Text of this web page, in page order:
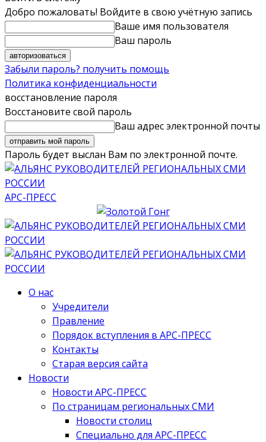
Добро пожаловать! Войдите в свою учётную запись
Ваше имя пользователя
Ваш пароль
Забыли пароль? получить помощь
Политика конфиденциальности
восстановление пароля
Восстановите свой пароль
Ваш адрес электронной почты
Пароль будет выслан Вам по электронной почте.
АРС-ПРЕСС
О нас
Учредители
Правление
Порядок вступления в АРС-ПРЕСС
Контакты
Старая версия сайта
Новости
Новости АРС-ПРЕСС
По страницам региональных СМИ
Новости столиц
Специально для АРС-ПРЕСС